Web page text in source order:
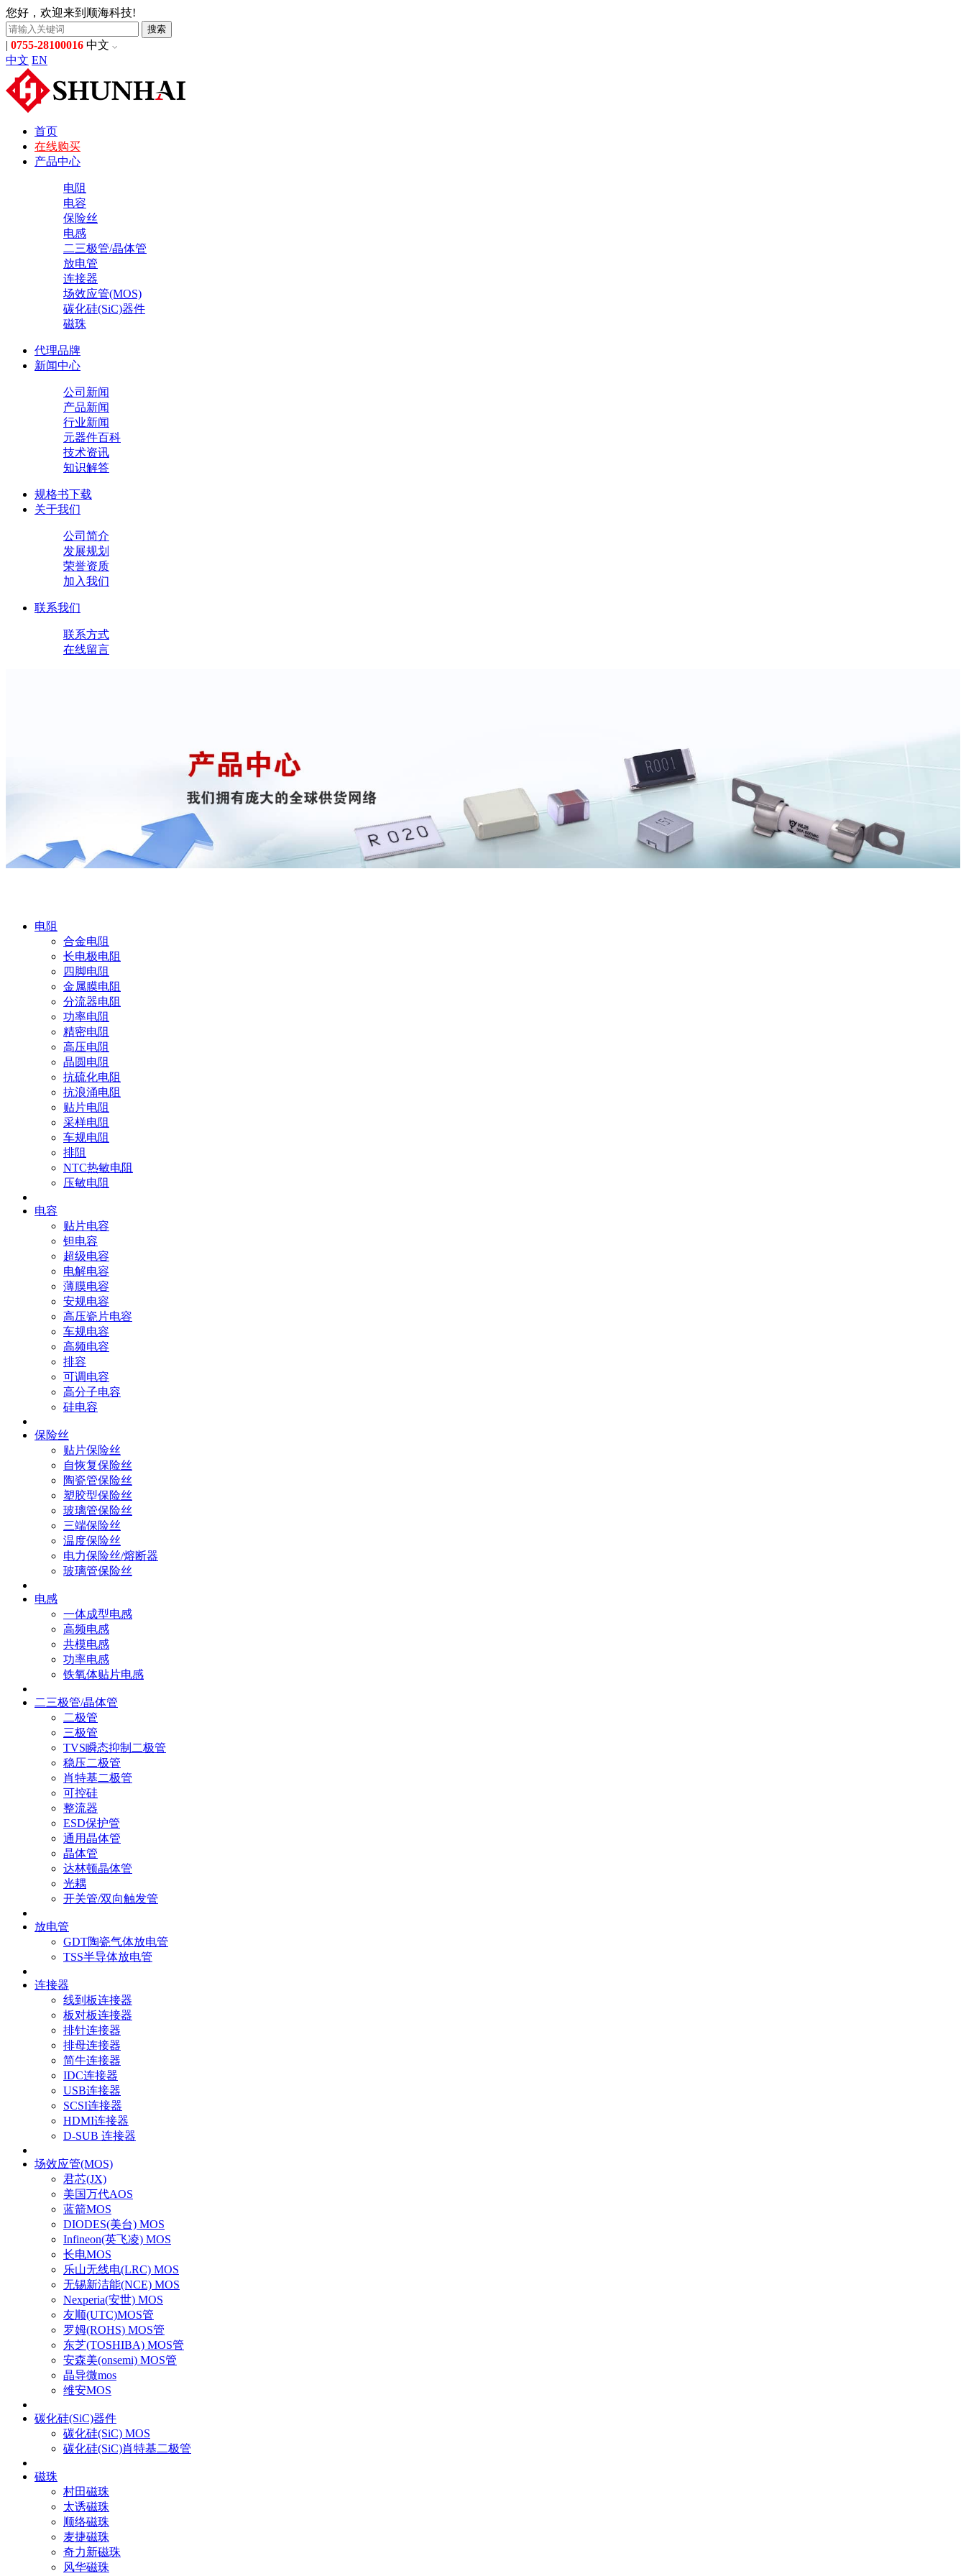
您好，欢迎来到顺海科技!
搜索
| 0755-28100016 中文
中文 EN
首页
在线购买
产品中心
电阻
电容
保险丝
电感
二三极管/晶体管
放电管
连接器
场效应管(MOS)
碳化硅(SiC)器件
磁珠
代理品牌
新闻中心
公司新闻
产品新闻
行业新闻
元器件百科
技术资讯
知识解答
规格书下载
关于我们
公司简介
发展规划
荣誉资质
加入我们
联系我们
联系方式
在线留言
电阻
合金电阻
长电极电阻
四脚电阻
金属膜电阻
分流器电阻
功率电阻
精密电阻
高压电阻
晶圆电阻
抗硫化电阻
抗浪涌电阻
贴片电阻
采样电阻
车规电阻
排阻
NTC热敏电阻
压敏电阻
电容
贴片电容
钽电容
超级电容
电解电容
薄膜电容
安规电容
高压瓷片电容
车规电容
高频电容
排容
可调电容
高分子电容
硅电容
保险丝
贴片保险丝
自恢复保险丝
陶瓷管保险丝
塑胶型保险丝
玻璃管保险丝
三端保险丝
温度保险丝
电力保险丝/熔断器
玻璃管保险丝
电感
一体成型电感
高频电感
共模电感
功率电感
铁氧体贴片电感
二三极管/晶体管
二极管
三极管
TVS瞬态抑制二极管
稳压二极管
肖特基二极管
可控硅
整流器
ESD保护管
通用晶体管
晶体管
达林顿晶体管
光耦
开关管/双向触发管
放电管
GDT陶瓷气体放电管
TSS半导体放电管
连接器
线到板连接器
板对板连接器
排针连接器
排母连接器
简牛连接器
IDC连接器
USB连接器
SCSI连接器
HDMI连接器
D-SUB 连接器
场效应管(MOS)
君芯(JX)
美国万代AOS
蓝箭MOS
DIODES(美台) MOS
Infineon(英飞凌) MOS
长电MOS
乐山无线电(LRC) MOS
无锡新洁能(NCE) MOS
Nexperia(安世) MOS
友顺(UTC)MOS管
罗姆(ROHS) MOS管
东芝(TOSHIBA) MOS管
安森美(onsemi) MOS管
晶导微mos
维安MOS
碳化硅(SiC)器件
碳化硅(SiC) MOS
碳化硅(SiC)肖特基二极管
磁珠
村田磁珠
太诱磁珠
顺络磁珠
麦捷磁珠
奇力新磁珠
风华磁珠